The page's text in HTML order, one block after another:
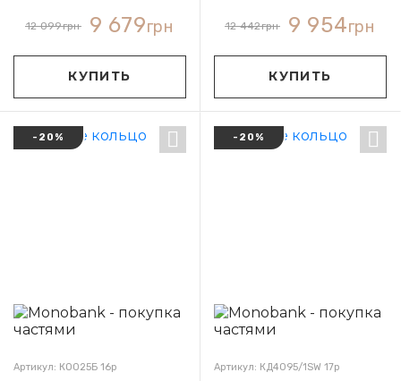
12 099грн 9 679грн
КУПИТЬ
12 442грн 9 954грн
КУПИТЬ
-20%
Артикул: КО025Б 16р
-20%
Артикул: КД4095/1SW 17р